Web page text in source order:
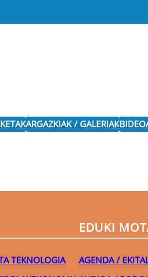
ARGAZKIAK / GALERIAK
TEKNOLOGIA
EDUKI
AGENDA /